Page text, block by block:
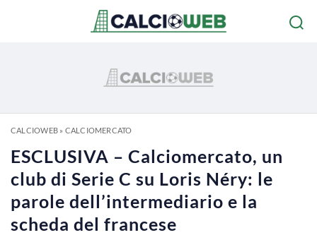
CALCIOWEB» CALCIOMERCATO
ESCLUSIVA – Calciomercato, un
club di Serie C su Loris Néry: le
parole dell’intermediario e la
scheda del francese